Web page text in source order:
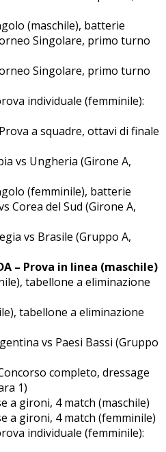
(maschile), batterie
Singolare, primo turno
Singolare, primo turno
individuale (femminile):
Prova a squadre, ottavi di finale
vs Ungheria (Girone A,
(femminile), batterie
Corea del Sud (Girone A,
vs Brasile (Gruppo A,
– Prova in linea (maschile)
tabellone a eliminazione
tabellone a eliminazione
vs Paesi Bassi (Gruppo
completo, dressage
1)
a gironi, 4 match (maschile)
a gironi, 4 match (femminile)
individuale (femminile):